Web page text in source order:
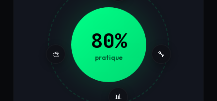
80%
pratique
📊
🎨 🔧